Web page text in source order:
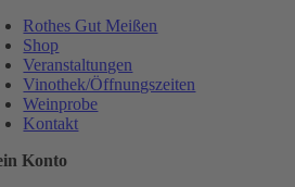
Rothes Gut Meißen
Shop
Veranstaltungen
Vinothek/Öffnungszeiten
Weinprobe
Kontakt
Konto